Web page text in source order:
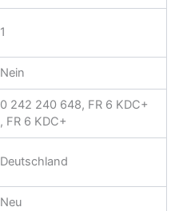
1
Nein
0 242 240 648, FR 6 KDC+
, FR 6 KDC+
Deutschland
Neu